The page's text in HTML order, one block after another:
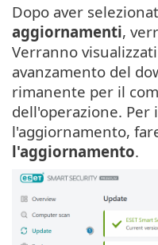
Dopo aver
aggiornamenti,
Verranno
avanzamento del
rimanente per il
dell'operazione.
l'aggiornamento,
l'aggiornamento.